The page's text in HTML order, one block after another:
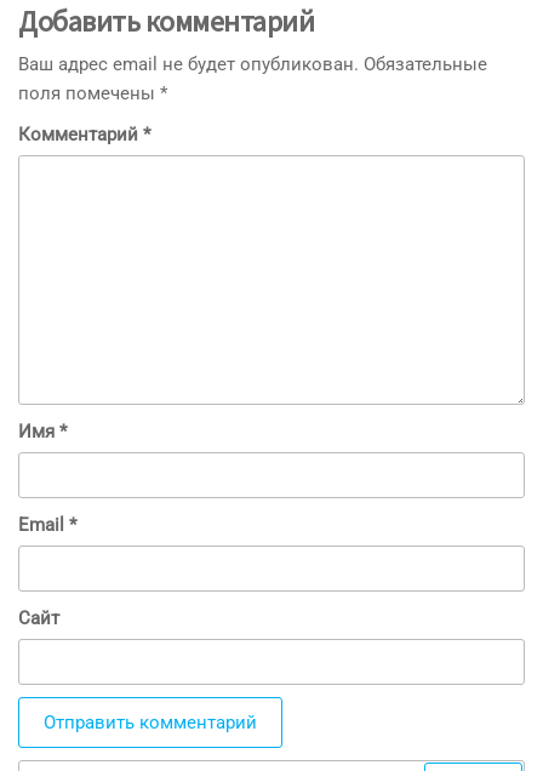
Добавить комментарий
Ваш адрес email не будет опубликован. Обязательные
поля помечены *
Комментарий *
Имя *
Email *
Сайт